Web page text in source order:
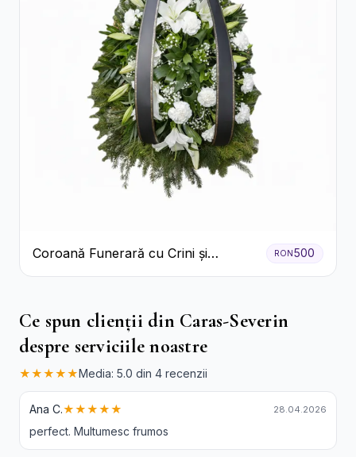
Coroană Funerară cu Crini și
Garoafe Albe
RON500
Ce spun clienții din Caras-Severin
despre serviciile noastre
★★★★★Media: 5.0 din 4 recenzii
Ana C.★★★★★ 28.04.2026
perfect. Multumesc frumos